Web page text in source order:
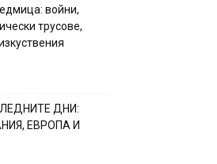
войни,
трусове,
ДНИ:
ЕВРОПА И